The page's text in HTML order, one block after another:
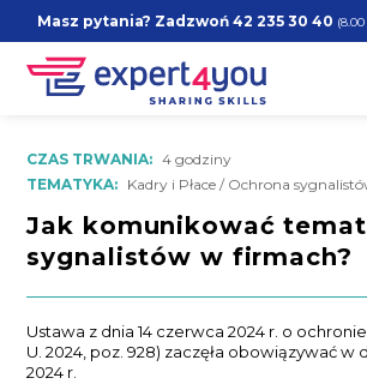
Masz pytania? Zadzwoń42 235 30 40 (8.00
CZAS TRWANIA: 4 godziny
TEMATYKA: Kadry i Płace / Ochrona
Jak komunikować
sygnalistów w firmach?
Ustawa z dnia 14 czerwca 2024 r. o
U. 2024, poz. 928) zaczęła obowiązywać w
2024 r.